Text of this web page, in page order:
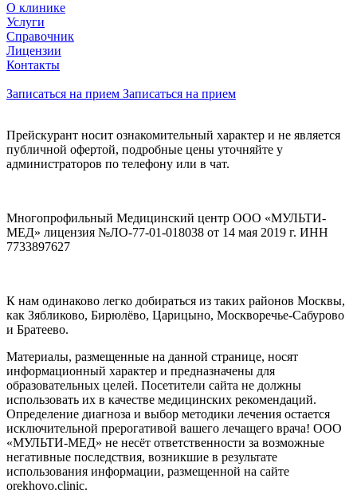
О клинике
Услуги
Справочник
Лицензии
Контакты
Записаться на прием Записаться на прием
Прейскурант носит ознакомительный характер и не является
публичной офертой, подробные цены уточняйте у
администраторов по телефону или в чат.
Многопрофильный Медицинский центр ООО «МУЛЬТИ-
МЕД» лицензия №ЛО-77-01-018038 от 14 мая 2019 г. ИНН
7733897627
К нам одинаково легко добираться из таких районов Москвы,
как Зябликово, Бирюлёво, Царицыно, Москворечье-Сабурово
и Братеево.
Материалы, размещенные на данной странице, носят
информационный характер и предназначены для
образовательных целей. Посетители сайта не должны
использовать их в качестве медицинских рекомендаций.
Определение диагноза и выбор методики лечения остается
исключительной прерогативой вашего лечащего врача! ООО
«МУЛЬТИ-МЕД» не несёт ответственности за возможные
негативные последствия, возникшие в результате
использования информации, размещенной на сайте
orekhovo.clinic.